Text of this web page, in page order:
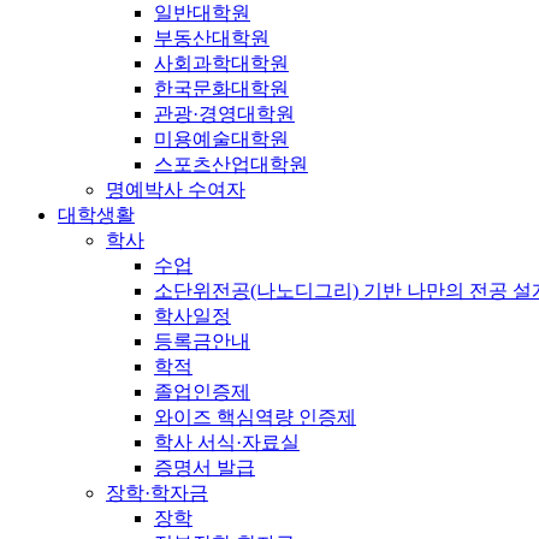
일반대학원
부동산대학원
사회과학대학원
한국문화대학원
관광·경영대학원
미용예술대학원
스포츠산업대학원
명예박사 수여자
대학생활
학사
수업
소단위전공(나노디그리) 기반 나만의 전공 설
학사일정
등록금안내
학적
졸업인증제
와이즈 핵심역량 인증제
학사 서식·자료실
증명서 발급
장학·학자금
장학